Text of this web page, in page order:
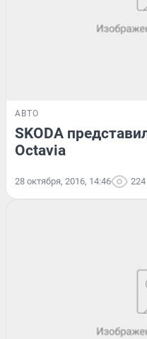
АВТО
SKODA
Octavia
28 октября, 2016, 14:46 224